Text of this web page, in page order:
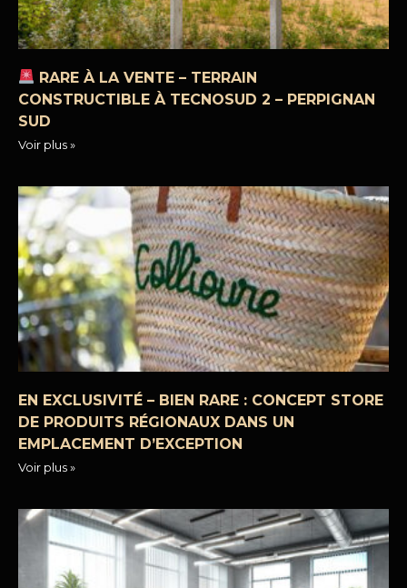
RARE À LA VENTE – TERRAIN
CONSTRUCTIBLE À TECNOSUD 2 – PERPIGNAN
SUD
Voir plus »
EN EXCLUSIVITÉ – BIEN RARE : CONCEPT STORE
DE PRODUITS RÉGIONAUX DANS UN
EMPLACEMENT D’EXCEPTION
Voir plus »